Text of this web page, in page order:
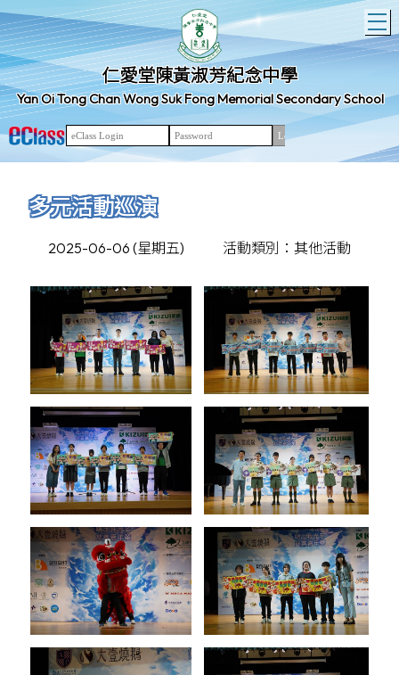
仁愛堂陳黃淑芳紀念中學
Yan Oi Tong Chan Wong Suk Fong Memorial Secondary School
多元活動巡演
2025-06-06 (星期五) 活動類別：其他活動